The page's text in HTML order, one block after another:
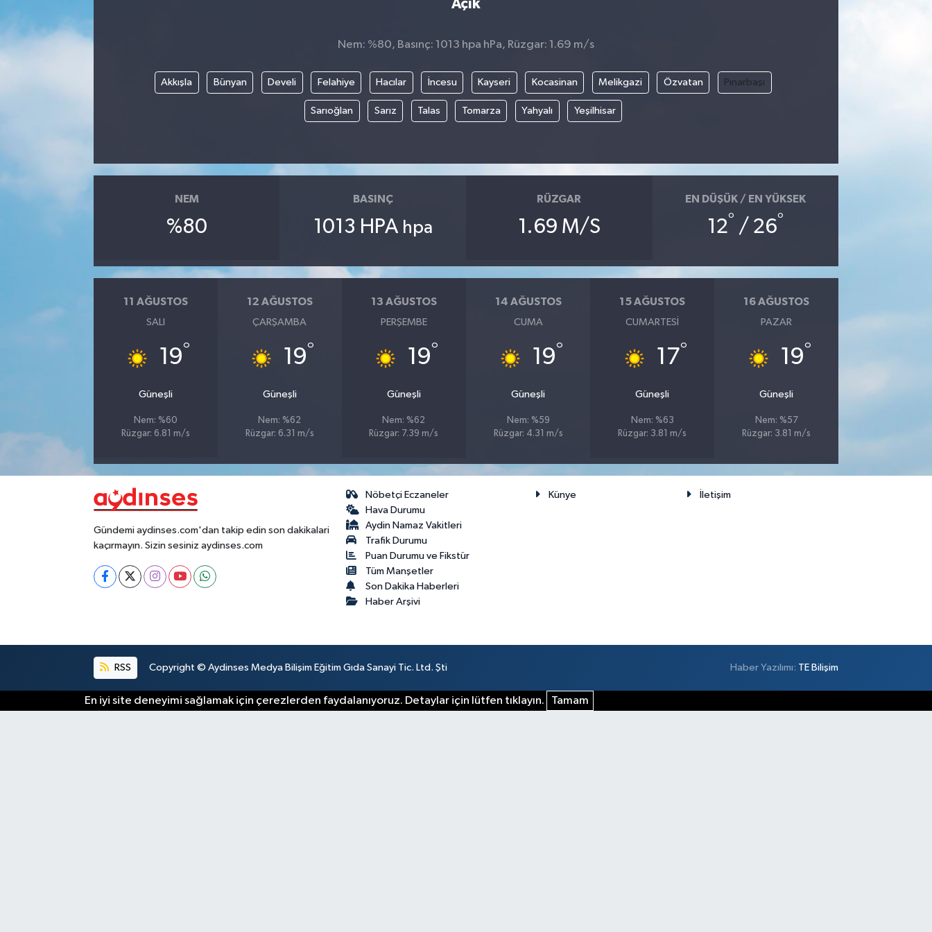
Açık
Nem: %80, Basınç: 1013 hpa hPa, Rüzgar: 1.69 m/s
Akkışla Bünyan Develi Felahiye Hacılar İncesu Kayseri Kocasinan Melikgazi Özvatan Pınarbaşı
Sarıoğlan Sarız Talas Tomarza Yahyalı Yeşilhisar
NEM
%80
BASINÇ
1013 HPA hpa
RÜZGAR
1.69 M/S
EN DÜŞÜK / EN YÜKSEK
12° / 26°
11 AĞUSTOS
SALI
19°
Güneşli
Nem: %60
Rüzgar: 6.81 m/s
12 AĞUSTOS
ÇARŞAMBA
19°
Güneşli
Nem: %62
Rüzgar: 6.31 m/s
13 AĞUSTOS
PERŞEMBE
19°
Güneşli
Nem: %62
Rüzgar: 7.39 m/s
14 AĞUSTOS
CUMA
19°
Güneşli
Nem: %59
Rüzgar: 4.31 m/s
15 AĞUSTOS
CUMARTESI
17°
Güneşli
Nem: %63
Rüzgar: 3.81 m/s
16 AĞUSTOS
PAZAR
19°
Güneşli
Nem: %57
Rüzgar: 3.81 m/s
Gündemi aydinses.com'dan takip edin son dakikalari
kaçırmayın. Sizin sesiniz aydinses.com
Nöbetçi Eczaneler
Hava Durumu
Aydin Namaz Vakitleri
Trafik Durumu
Puan Durumu ve Fikstür
Tüm Manşetler
Son Dakika Haberleri
Haber Arşivi
Künye İletişim
RSS Copyright © Aydinses Medya Bilişim Eğitim Gıda Sanayi Tic. Ltd. Şti Haber Yazılımı: TE Bilişim
En iyi site deneyimi sağlamak için çerezlerden faydalanıyoruz. Detaylar için lütfen tıklayın. Tamam